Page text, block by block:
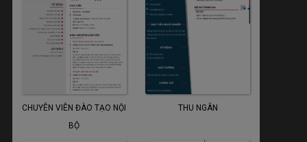
CHUYÊN VIÊN ĐÀO TẠO NỘI
BỘ
THU NGÂN